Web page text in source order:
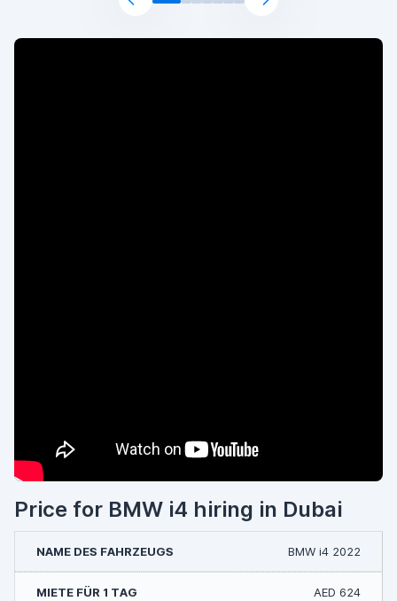
Price for BMW i4 hiring in Dubai
BMW i4 2022
AED 624